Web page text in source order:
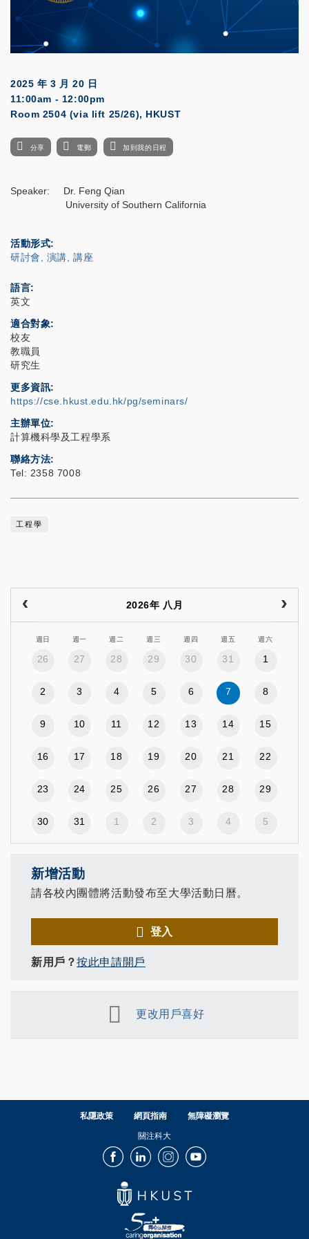
2025 年 3 月 20 日
11:00am - 12:00pm
Room 2504 (via lift 25/26), HKUST
分享 電郵 加到我的日程
Speaker: Dr. Feng Qian
University of Southern California
活動形式
研討會, 演講, 講座
語言
英文
適合對象
校友
教職員
研究生
更多資訊
https://cse.hkust.edu.hk/pg/seminars/
主辦單位
計算機科學及工程學系
聯絡方法
Tel: 2358 7008
工程學
2026年 八月
週日 週一 週二 週三 週四 週五 週六
26 27 28 29 30 31 1
2 3 4 5 6 7 8
9 10 11 12 13 14 15
16 17 18 19 20 21 22
23 24 25 26 27 28 29
30 31 1 2 3 4 5
新增活動
請各校內團體將活動發布至大學活動日曆。
登入
新用戶？按此申請開戶
更改用戶喜好
私隱政策 網頁指南 無障礙瀏覽
關注科大
FacebookLinkedInInstagramYoutube